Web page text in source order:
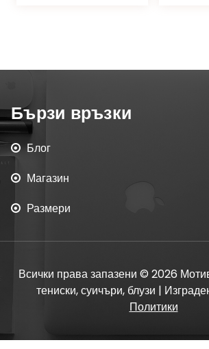
Бързи връзки
Блог
Магазин
Размери
Всички права запазени © 2026
тениски, суичъри, блузи |
Политики